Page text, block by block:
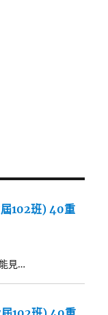
102班) 40重
見…